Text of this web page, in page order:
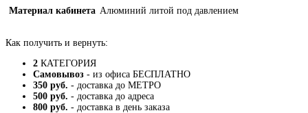
Материал кабинета Алюминий литой под давлением
Как получить и вернуть:
2 КАТЕГОРИЯ
Самовывоз - из офиса БЕСПЛАТНО
350 руб. - доставка до МЕТРО
500 руб. - доставка до адреса
800 руб. - доставка в день заказа